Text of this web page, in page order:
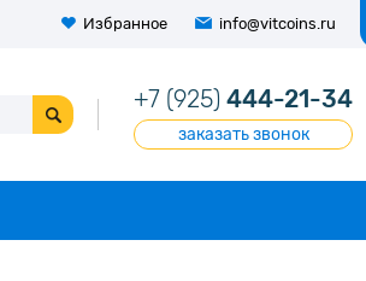
Избранное info@vitcoins.ru
+7 (925) 444-21-34
заказать звонок